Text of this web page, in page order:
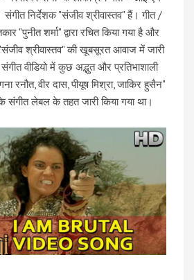
निर्देशक "संजीव श्रीवास्तव" हैं। गीत /
"पुनीत शर्मा" द्वारा रचित किया गया है और
श्रीवास्तव" की खूबसूरत आवाज में जारी
वीडियो में कुछ अद्भुत और प्रतिभाशाली
रनौत, वीर दास, पीयूष मिश्रा, जाकिर हुसैन"
संगीत लेबल के तहत जारी किया गया था।